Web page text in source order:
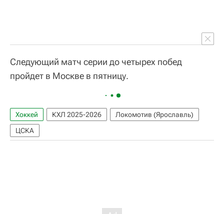
Следующий матч серии до четырех побед
пройдет в Москве в пятницу.
Хоккей КХЛ 2025-2026
Локомотив (Ярославль)
ЦСКА